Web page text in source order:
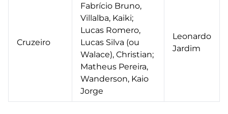
Cruzeiro
Fabrício Bruno,
Villalba, Kaiki;
Lucas Romero,
Lucas Silva (ou
Walace), Christian;
Matheus Pereira,
Wanderson, Kaio
Jorge
Leonardo
Jardim